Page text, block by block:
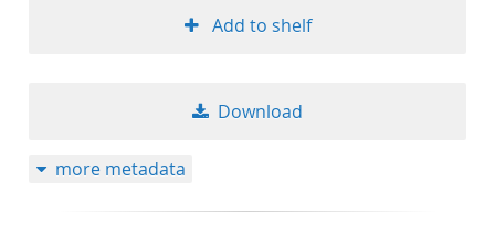
Add to shelf
Download
more metadata